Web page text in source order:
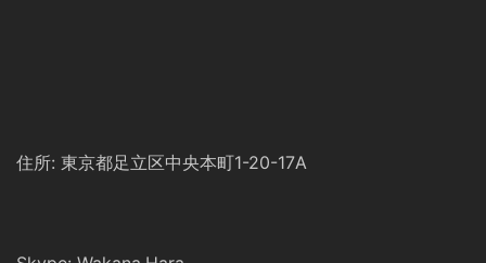
住所: 東京都足立区中央本町1-20-17A